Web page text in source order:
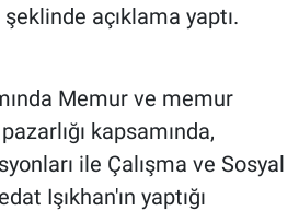
açıklama yaptı.
Memur ve memur
kapsamında,
ile Çalışma ve Sosyal
Işıkhan'ın yaptığı